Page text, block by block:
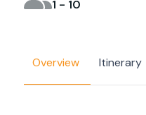
1 - 10
Overview Itinerary